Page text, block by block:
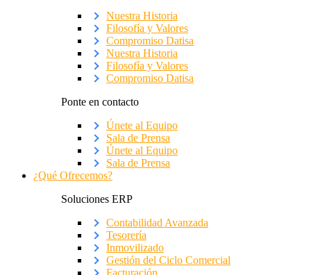
Nuestra Historia
Filosofía y Valores
Compromiso Datisa
Nuestra Historia
Filosofía y Valores
Compromiso Datisa
Ponte en contacto
Únete al Equipo
Sala de Prensa
Únete al Equipo
Sala de Prensa
¿Qué Ofrecemos?
Soluciones ERP
Contabilidad Avanzada
Tesorería
Inmovilizado
Gestión del Ciclo Comercial
Facturación